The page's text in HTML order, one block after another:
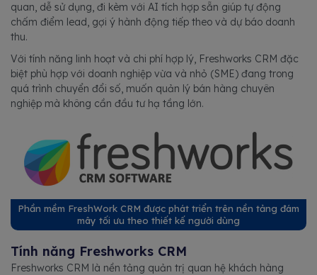
quan, dễ sử dụng, đi kèm với AI tích hợp sẵn giúp tự động
chấm điểm lead, gợi ý hành động tiếp theo và dự báo doanh
thu.
Với tính năng linh hoạt và chi phí hợp lý, Freshworks CRM đặc
biệt phù hợp với doanh nghiệp vừa và nhỏ (SME) đang trong
quá trình chuyển đổi số, muốn quản lý bán hàng chuyên
nghiệp mà không cần đầu tư hạ tầng lớn.
Phần mềm FreshWork CRM được phát triển trên nền tảng đám
mây tối ưu theo thiết kế người dùng
Tính năng Freshworks CRM
Freshworks CRM là nền tảng quản trị quan hệ khách hàng